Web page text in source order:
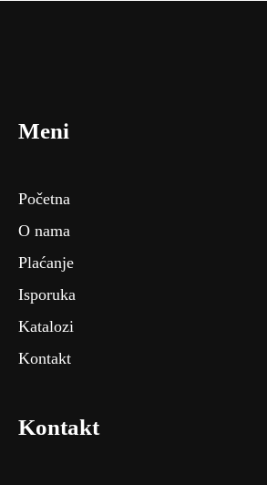
Meni
Početna
O nama
Plaćanje
Isporuka
Katalozi
Kontakt
Kontakt